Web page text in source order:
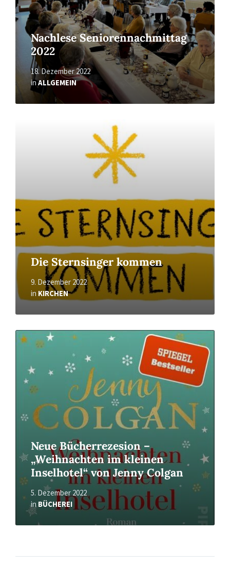
Nachlese Seniorennachmittag
2022
18. Dezember 2022
inALLGEMEIN
Die Sternsinger kommen
9. Dezember 2022
in KIRCHEN
Neue Bücherrezesion –
„Weihnachten im kleinen
Inselhotel“ von Jenny Colgan
5. Dezember 2022
in BÜCHEREI
Read
More